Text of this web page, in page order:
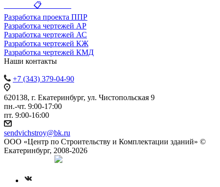
_______ 📋 _______
Разработка проекта ППР
Разработка чертежей АР
Разработка чертежей АС
Разработка чертежей КЖ
Разработка чертежей КМД
Наши контакты
+7 (343) 379-04-90
620138, г. Екатеринбург, ул. Чистопольская 9
пн.-чт. 9:00-17:00
пт. 9:00-16:00
sendvichstroy@bk.ru
ООО «Центр по Строительству и Комплектации зданий» ©
Екатеринбург, 2008-2026